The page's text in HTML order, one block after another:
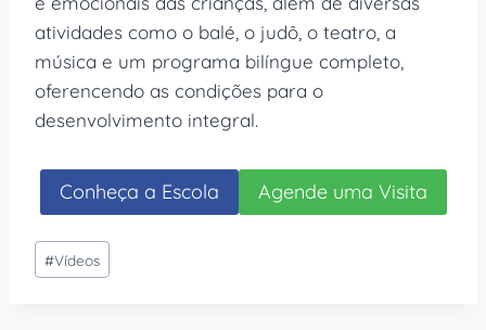
atividades como o balé, o judô, o teatro, a
música e um programa bilíngue completo,
oferencendo as condições para o
desenvolvimento integral.
Conheça a Escola Agende uma Visita
Tags
do
#Vídeos